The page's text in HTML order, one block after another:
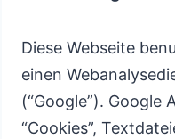
Diese Webseite
einen
(“Google”). Google
“Cookies”,